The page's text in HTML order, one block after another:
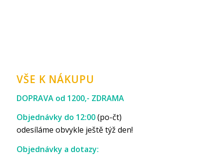
VŠE K NÁKUPU
DOPRAVA od 1200,- ZDRAMA
Objednávky do 12:00(po-čt)
odesíláme obvykle ještě týž den!
Objednávky a dotazy: